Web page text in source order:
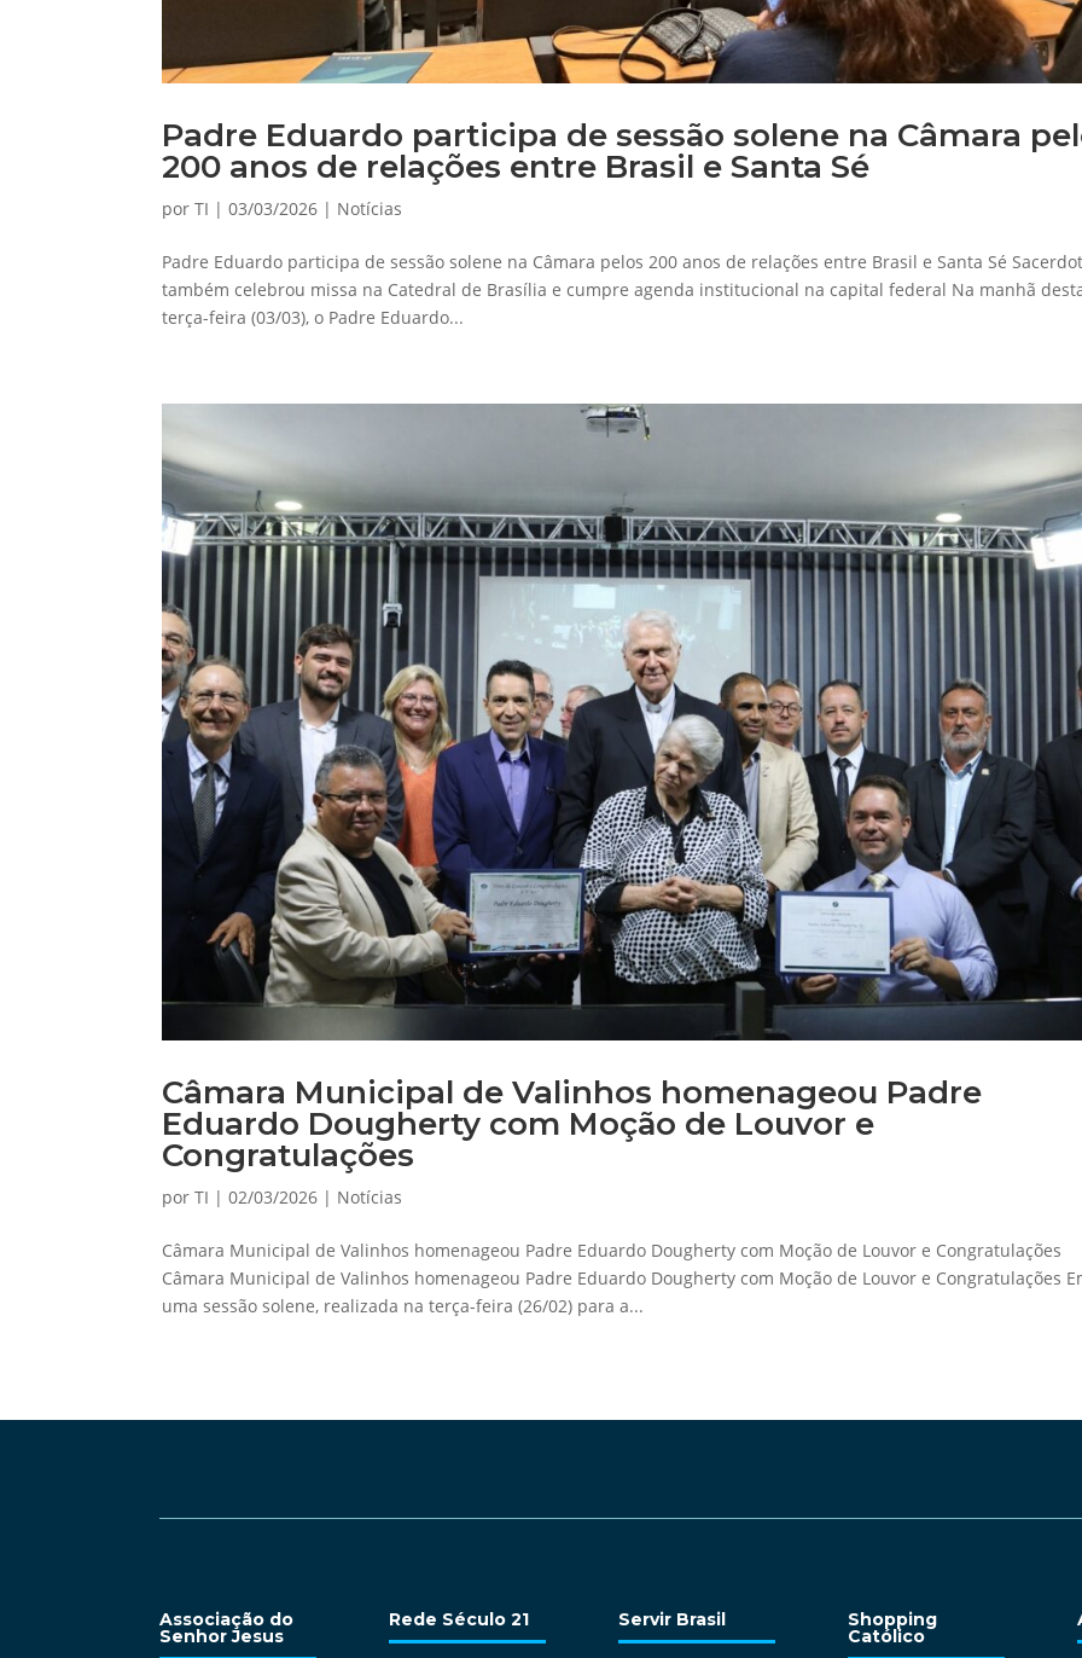
Padre Eduardo participa de sessão solene na Câmara
200 anos de relações entre Brasil e Santa Sé
porTI |03/03/2026 | Notícias
Padre Eduardo participa de sessão solene na Câmara pelos 200 anos de relações entre Brasil e Santa Sé
também celebrou missa na Catedral de Brasília e cumpre agenda institucional na capital federal Na manhã
terça-feira (03/03), o Padre Eduardo...
Câmara Municipal de Valinhos homenageou Padre
Eduardo Dougherty com Moção de Louvor e
Congratulações
porTI |02/03/2026 | Notícias
Câmara Municipal de Valinhos homenageou Padre Eduardo Dougherty com Moção de Louvor e Congratulações
Câmara Municipal de Valinhos homenageou Padre Eduardo Dougherty com Moção de Louvor e Congratulações
uma sessão solene, realizada na terça-feira (26/02) para a...
Associação do
Senhor Jesus
Rede Século 21 Servir Brasil Shopping
Católico